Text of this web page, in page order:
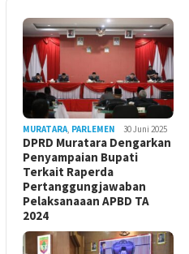
MURATARA, PARLEMEN 30 Juni 2025
DPRD Muratara Dengarkan
Penyampaian Bupati
Terkait Raperda
Pertanggungjawaban
Pelaksanaaan APBD TA
2024